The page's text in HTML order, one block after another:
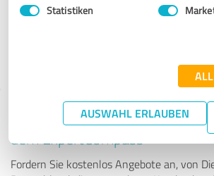
Statistiken
AUSWAHL ERLAUBEN
Tipp: Die passenden Experten
dem ExpertCompass
Fordern Sie kostenlos Angebote an, von